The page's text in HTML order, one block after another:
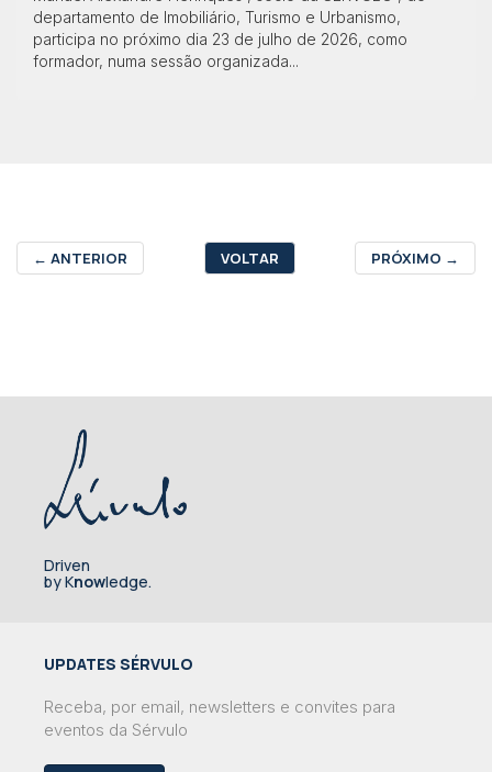
departamento de Imobiliário, Turismo e Urbanismo,
participa no próximo dia 23 de julho de 2026, como
formador, numa sessão organizada...
← ANTERIOR VOLTAR PRÓXIMO →
Driven
by Knowledge.
UPDATES SÉRVULO
Receba, por email, newsletters e convites para
eventos da Sérvulo